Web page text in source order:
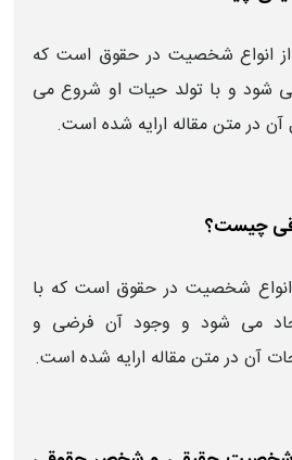
انواع شخصیت در حقوق است که
شود و با تولد حیات او شروع می
در متن مقاله ارایه شده است.
شخصیت در حقوق است که با
می شود و وجود آن فرضی و
آن در متن مقاله ارایه شده است.